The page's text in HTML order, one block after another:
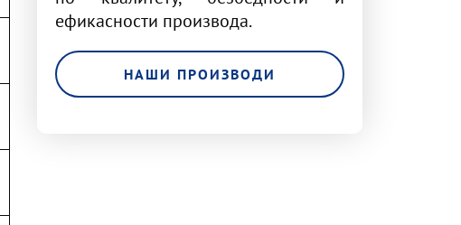
ефикасности производа.
НАШИ ПРОИЗВОДИ